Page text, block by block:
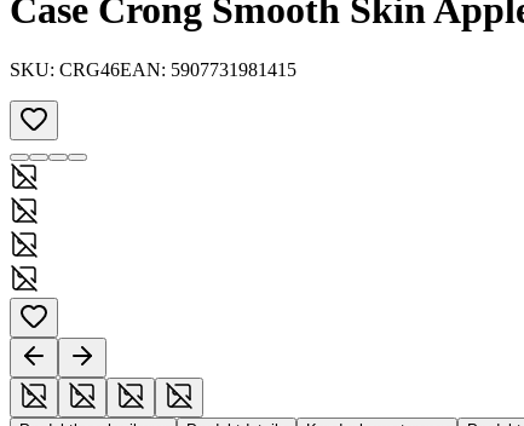
Case Crong Smooth Skin
SKU: CRG46EAN: 5907731981415